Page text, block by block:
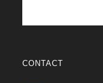
CONTACT